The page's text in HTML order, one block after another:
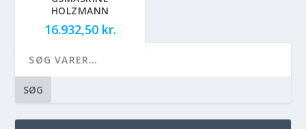
HOLZMANN
16.932,50 kr.
SØG